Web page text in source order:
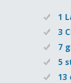
1
3
7
5
13